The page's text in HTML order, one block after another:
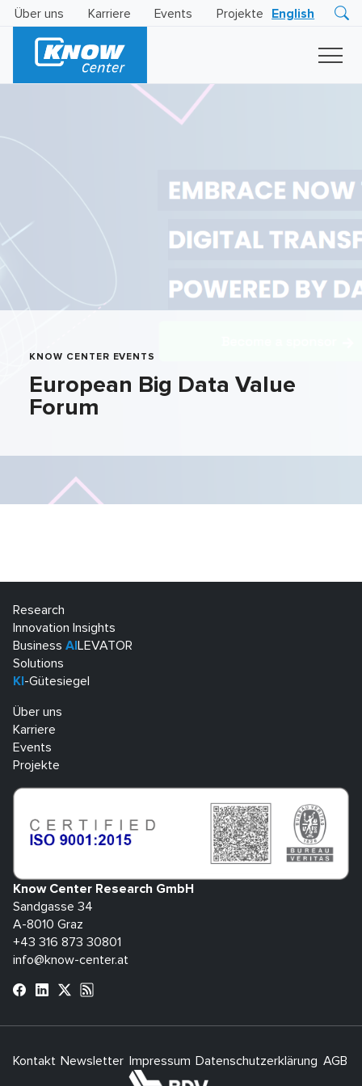
Über uns Karriere Events Projekte English
KI -
Gütesiegel
KNOW CENTER EVENTS
European Big Data Value
Forum
Research
Innovation Insights
Business AI LEVATOR
Solutions
KI -Gütesiegel
Über uns
Karriere
Events
Projekte
Know Center Research GmbH
Sandgasse 34
A-8010 Graz
+43 316 873 30801
info@know-center.at
Kontakt Newsletter Impressum Datenschutzerklärung AGB
bdva